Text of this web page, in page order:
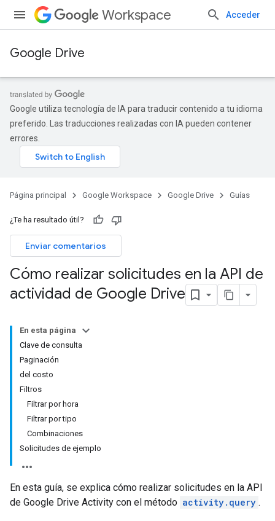
Workspace Acceder
Google Drive
Google utiliza tecnología de IA para traducir contenido a tu idioma
preferido. Las traducciones realizadas con IA pueden contener
errores.
Página principal Google Workspace Google Drive Guías
¿Te ha resultado útil?
Enviar comentarios
Cómo realizar solicitudes en la API de
actividad de Google Drive
En esta página
Clave de consulta
Paginación
del costo
Filtros
Filtrar por hora
Filtrar por tipo
Combinaciones
Solicitudes de ejemplo
En esta guía, se explica cómo realizar solicitudes en la API
de Google Drive Activity con el método activity.query .